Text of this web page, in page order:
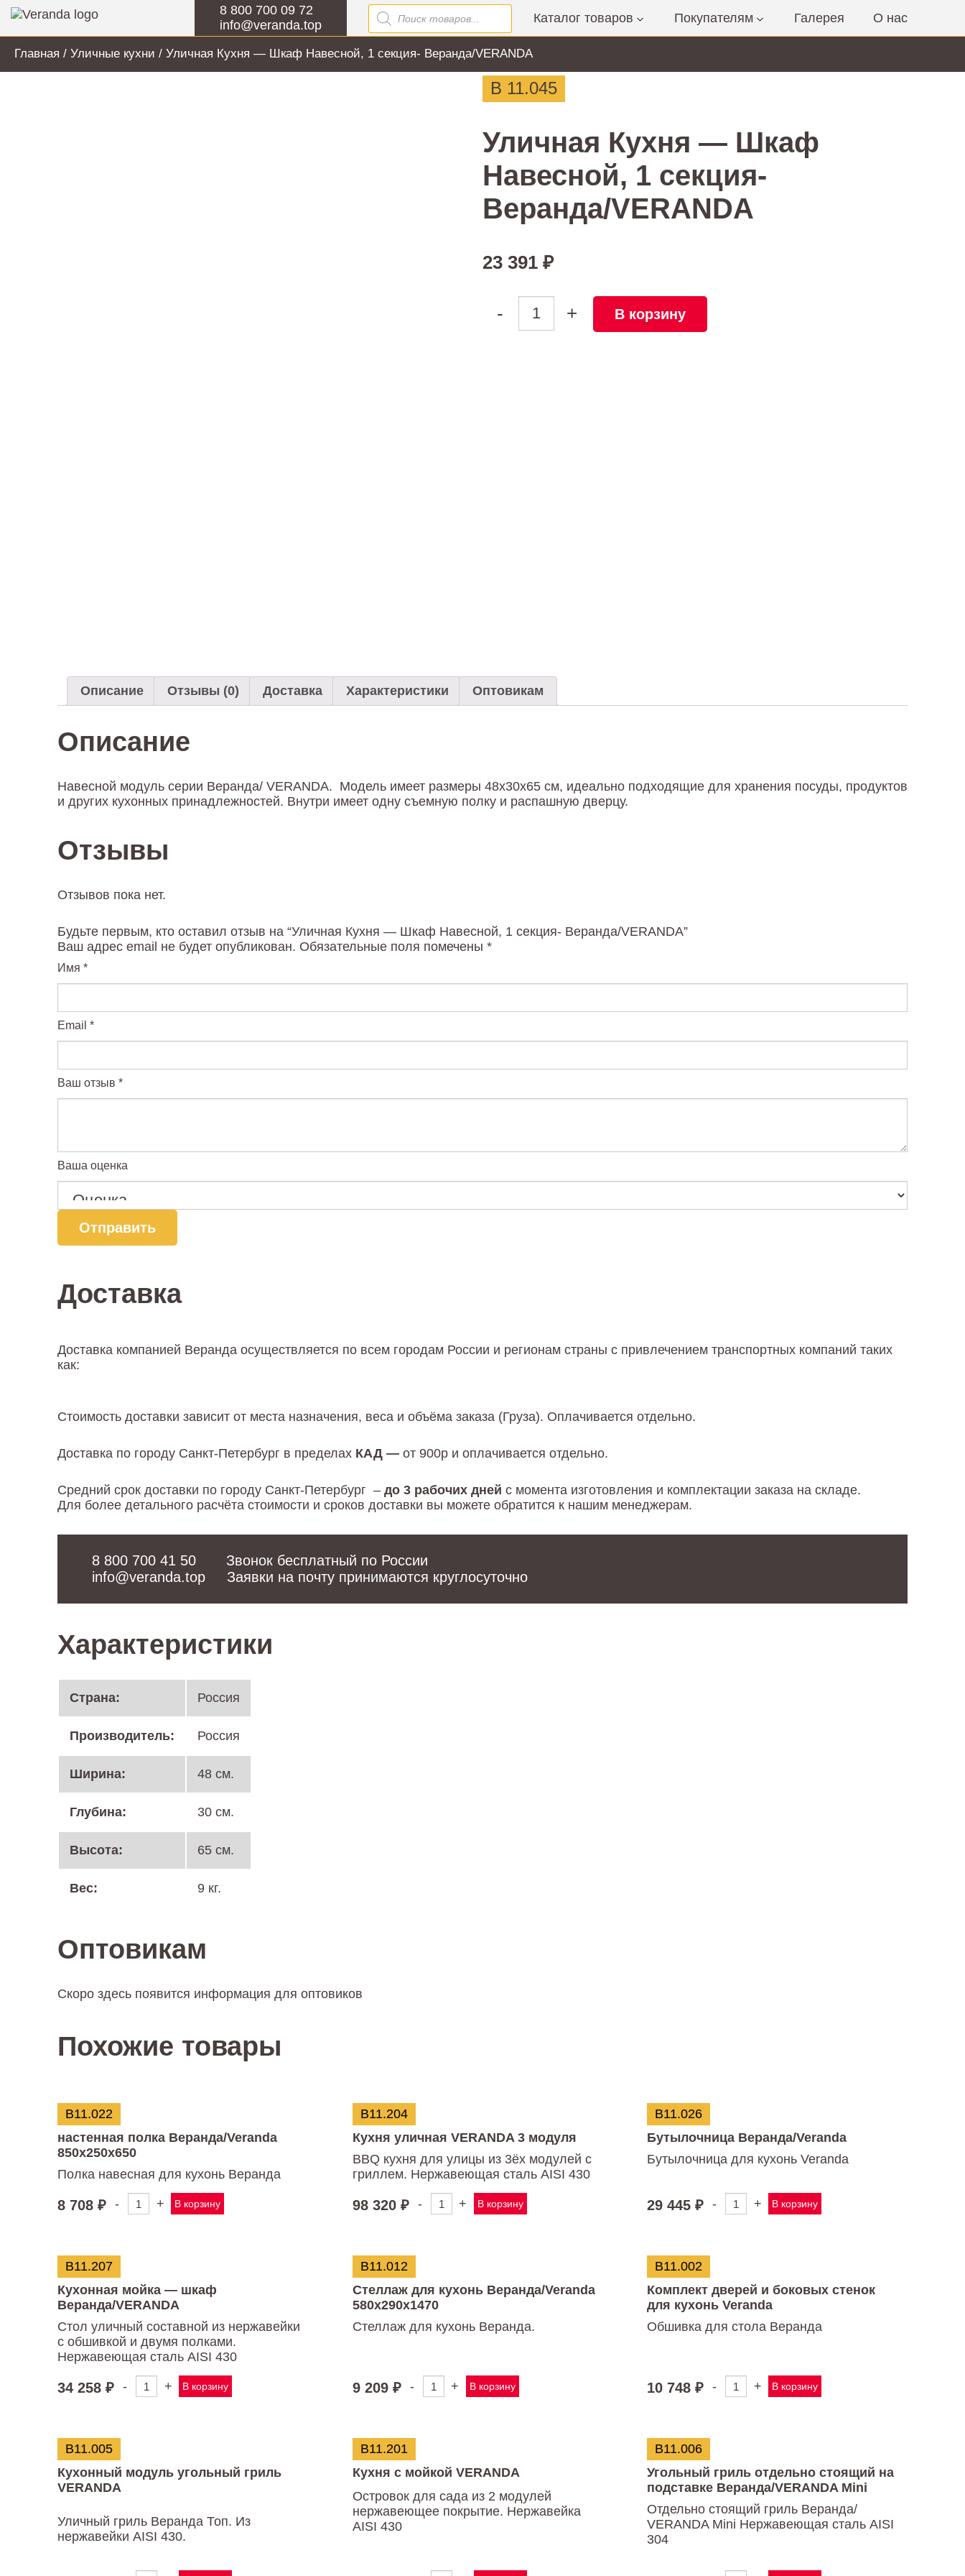
8 800 700 09 72
info@veranda.top
Поиск
товаров
Каталог товаров Покупателям Галерея О нас
Главная / Уличные кухни / Уличная Кухня — Шкаф Навесной, 1 секция- Веранда/VERANDA
В 11.045
Уличная Кухня — Шкаф
Навесной, 1 секция-
Веранда/VERANDA
23 391 ₽
товара
Уличная
- + В корзину
Описание Отзывы (0) Доставка Характеристики Оптовикам
Описание
Навесной модуль серии Веранда/ VERANDA. Модель имеет размеры 48х30х65 см, идеально подходящие для хранения посуды, продуктов
и других кухонных принадлежностей. Внутри имеет одну съемную полку и распашную дверцу.
Отзывы
Отзывов пока нет.
Будьте первым, кто оставил отзыв на “Уличная Кухня — Шкаф Навесной, 1 секция- Веранда/VERANDA”
Ваш адрес email не будет опубликован. Обязательные поля помечены *
Ваша оценка
Ваш отзыв *
Имя *
Email *
Доставка
Доставка компанией Веранда осуществляется по всем городам России и регионам страны с привлечением транспортных компаний таких
как:
Стоимость доставки зависит от места назначения, веса и объёма заказа (Груза). Оплачиваетcя отдельно.
Доставка по городу Санкт-Петербург в пределах КАД — от 900р и оплачивается отдельно.
Средний срок доставки по городу Санкт-Петербург – до 3 рабочих дней с момента изготовления и комплектации заказа на складе.
Для более детального расчёта стоимости и сроков доставки вы можете обратится к нашим менеджерам.
8 800 700 41 50
info@veranda.top
     Заявки на почту принимаются круглосуточно
Характеристики
Cтрана: Россия
Производитель: Россия
Ширина: 48 см.
Глубина: 30 см.
Высота: 65 см.
Вес: 9 кг.
Оптовикам
Скоро здесь появится информация для оптовиков
Похожие товары
В11.022
настенная полка Веранда/Veranda
850х250х650
Полка навесная для кухонь Веранда
8 708 ₽ Количество
Веранда/Veranda
850х250х650
- + В корзину
В11.204
Кухня уличная VERANDA 3 модуля
BBQ кухня для улицы из 3ёх модулей с
гриллем. Нержавеющая сталь AISI 430
98 320 ₽Количество
модуля
- + В корзину
В11.026
Бутылочница Веранда/Veranda
Бутылочница для кухонь Veranda
29 445₽ Количество
- + В корзину
В11.207
Кухонная мойка — шкаф
Веранда/VERANDA
Стол уличный составной из нержавейки
с обшивкой и двумя полками.
Нержавеющая сталь AISI 430
34 258 ₽ Количество
Веранда/VERANDA
- + В корзину
В11.012
Стеллаж для кухонь Веранда/Veranda
580х290х1470
Стеллаж для кухонь Веранда.
9 209 ₽Количество
кухонь
Веранда/Veranda
580х290х1470
- + В корзину
В11.002
Комплект дверей и боковых стенок
для кухонь Veranda
Обшивка для стола Веранда
10 748₽ Количество
стенок
для
кухонь
Veranda
- + В корзину
В11.005
Кухонный модуль угольный гриль
VERANDA
Оценка
Уличный гриль Веранда Топ. Из
нержавейки AISI 430.
В11.201
Кухня с мойкой VERANDA
Островок для сада из 2 модулей
нержавеющее покрытие. Нержавейка
AISI 430
В11.006
Угольный гриль отдельно стоящий на
подставке Веранда/VERANDA Mini
Отдельно стоящий гриль Веранда/
VERANDA Mini Нержавеющая сталь AISI
304